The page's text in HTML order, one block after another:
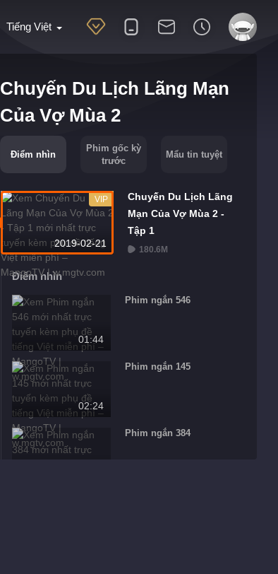
Tiếng Việt
Chuyến Du Lịch Lãng Mạn
Của Vợ Mùa 2
Điểm nhìn
Phim gốc kỳ
trước
Mẩu tin tuyệt
2019-02-21
VIP
Chuyến Du Lịch Lãng
Mạn Của Vợ Mùa 2 -
Tập 1
180.6M
Điểm nhìn
01:44
Phim ngắn 546
02:24
Phim ngắn 145
Phim ngắn 384